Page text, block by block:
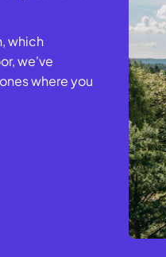
which
we've
where you